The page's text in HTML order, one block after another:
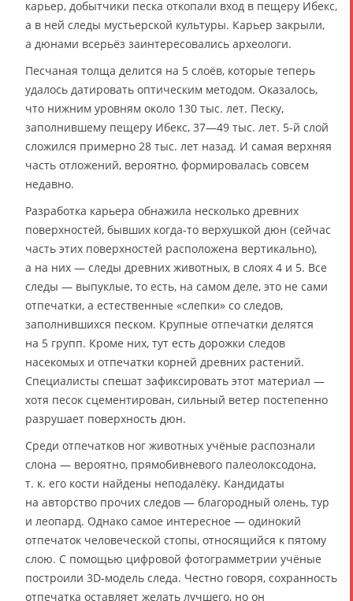
карьер, добытчики песка откопали вход в пещеру Ибекс,
а в ней следы мустьерской культуры. Карьер закрыли,
а дюнами всерьёз заинтересовались археологи.
Песчаная толща делится на 5 слоёв, которые теперь
удалось датировать оптическим методом. Оказалось,
что нижним уровням около 130 тыс. лет. Песку,
заполнившему пещеру Ибекс, 37—49 тыс. лет. 5-й слой
сложился примерно 28 тыс. лет назад. И самая верхняя
часть отложений, вероятно, формировалась совсем
недавно.
Разработка карьера обнажила несколько древних
поверхностей, бывших когда-то верхушкой дюн (сейчас
часть этих поверхностей расположена вертикально),
а на них — следы древних животных, в слоях 4 и 5. Все
следы — выпуклые, то есть, на самом деле, это не сами
отпечатки, а естественные «слепки» со следов,
заполнившихся песком. Крупные отпечатки делятся
на 5 групп. Кроме них, тут есть дорожки следов
насекомых и отпечатки корней древних растений.
Специалисты спешат зафиксировать этот материал —
хотя песок сцементирован, сильный ветер постепенно
разрушает поверхность дюн.
Среди отпечатков ног животных учёные распознали
слона — вероятно, прямобивневого палеолоксодона,
т. к. его кости найдены неподалёку. Кандидаты
на авторство прочих следов — благородный олень, тур
и леопард. Однако самое интересное — одинокий
отпечаток человеческой стопы, относящийся к пятому
слою. С помощью цифровой фотограмметрии учёные
построили 3D-модель следа. Честно говоря, сохранность
отпечатка оставляет желать лучшего, но он